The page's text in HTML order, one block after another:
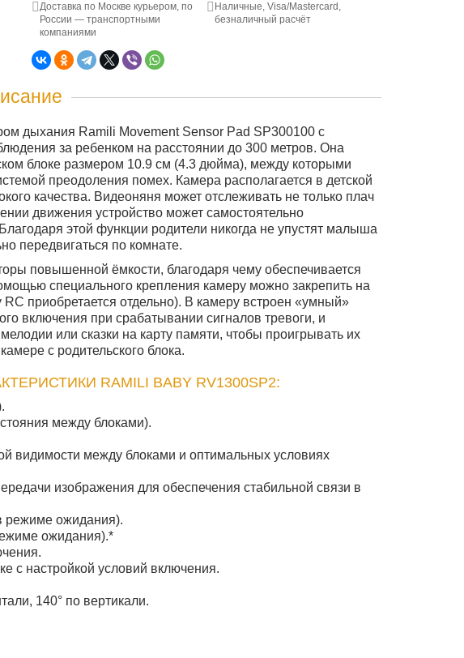
Доставка по Москве курьером, по
России — транспортными
компаниями
Наличные, Visa/Mastercard,
безналичный расчёт
дыхания Ramili Movement Sensor Pad SP300100 с
за ребенком на расстоянии до 300 метров. Она
блоке размером 10.9 см (4.3 дюйма), между которыми
преодоления помех. Камера располагается в детской
качества. Видеоняня может отслеживать не только плач
движения устройство может самостоятельно
этой функции родители никогда не упустят малыша
передвигаться по комнате.
повышенной ёмкости, благодаря чему обеспечивается
специального крепления камеру можно закрепить на
приобретается отдельно). В камеру встроен «умный»
включения при срабатывании сигналов тревоги, и
или сказки на карту памяти, чтобы проигрывать их
с родительского блока.
RAMILI BABY RV1300SP2:
между блоками).
видимости между блоками и оптимальных условиях
изображения для обеспечения стабильной связи в
режиме ожидания).
ожидания).*
с настройкой условий включения.
140° по вертикали.